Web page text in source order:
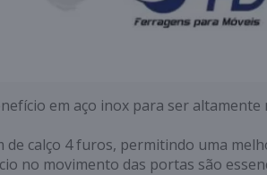
em aço inox para ser
calço 4 furos, permitindo uma
no movimento das portas são